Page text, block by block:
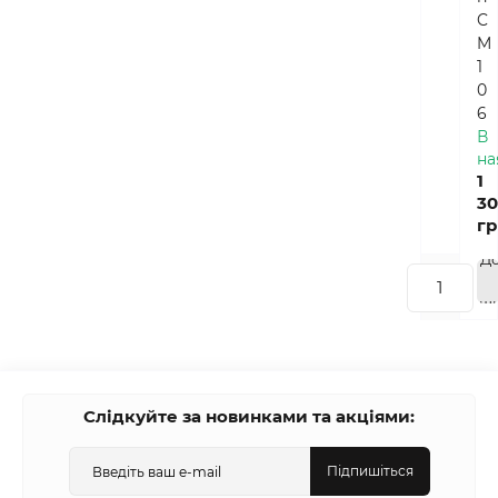
C
M
1
0
6
В
1
Слідкуйте за новинками та акціями:
Підпишіться